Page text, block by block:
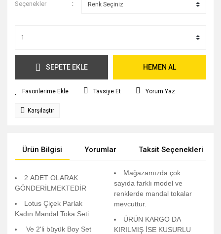
Seçenekler
SEPETE EKLE HEMEN AL
Tavsiye Et Yorum Yaz
Karşılaştır
Ürün Bilgisi Yorumlar Taksit Seçenekleri
2 ADET OLARAK
GÖNDERİLMEKTEDİR
Lotus Çiçek Parlak
Kadın Mandal Toka Seti
Ve 2'li büyük Boy Set
Mağazamızda çok
sayıda farklı model ve
renklerde mandal tokalar
mevcuttur.
ÜRÜN KARGO DA
KIRILMIŞ İSE KUSURLU